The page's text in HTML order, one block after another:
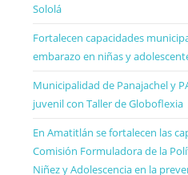
Sololá
Fortalecen capacidades
embarazo en niñas y
Municipalidad de Panajachel y
juvenil con Taller de Globoflexia
En Amatitlán se fortalecen las
Comisión Formuladora de la
Niñez y Adolescencia en la